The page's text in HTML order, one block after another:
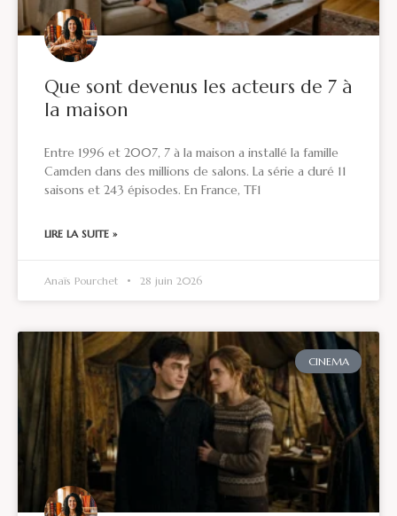
Que sont devenus les acteurs de 7 à
la maison
Entre 1996 et 2007, 7 à la maison a installé la famille
Camden dans des millions de salons. La série a duré 11
saisons et 243 épisodes. En France, TF1
LIRE LA SUITE »
Anaïs Pourchet 28 juin 2026
CINEMA